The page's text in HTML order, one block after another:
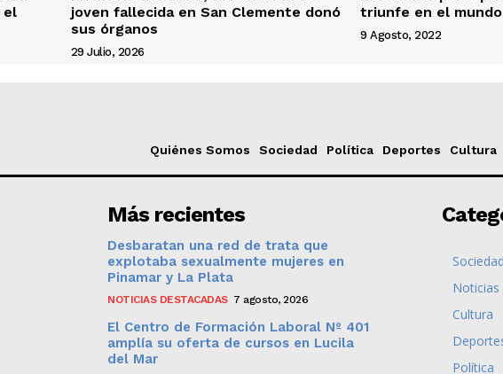
el
joven fallecida en San Clemente donó
sus órganos
29 Julio, 2026
triunfe en el
9 Agosto, 2022
Quiénes Somos Sociedad Política Deportes Cultura
Más recientes
Desbaratan una red de trata que
explotaba sexualmente mujeres en
Pinamar y La Plata
NOTICIAS DESTACADAS 7 agosto, 2026
El Centro de Formación Laboral Nº 401
amplía su oferta de cursos en Lucila
del Mar
Sociedad
Noticias
Cultura
Política